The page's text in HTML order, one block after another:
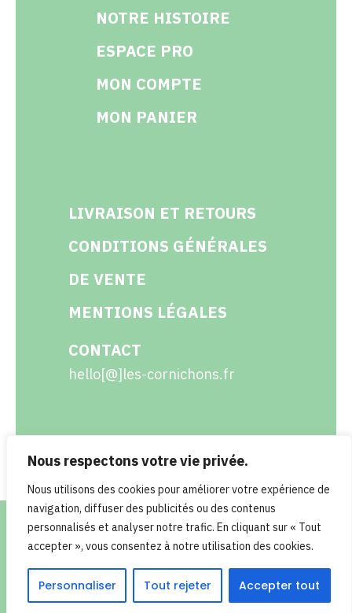
Nous respectons votre vie privée.
Nous utilisons des cookies pour améliorer votre expérience de
navigation, diffuser des publicités ou des contenus
personnalisés et analyser notre trafic. En cliquant sur « Tout
accepter », vous consentez à notre utilisation des cookies.
Personnaliser Tout rejeter Accepter tout
NOTRE HISTOIRE
ESPACE PRO
MON COMPTE
MON PANIER
LIVRAISON ET RETOURS
CONDITIONS GÉNÉRALES
DE VENTE
MENTIONS LÉGALES
CONTACT
hello[@]les-cornichons.fr
Facebook
Instagram
Twitter
LinkedIn
© 2023 Les cornichons - Réalisation : RETROKUBE